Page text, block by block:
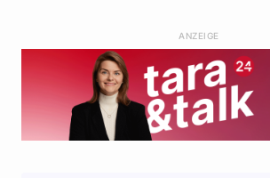
o
r
p
p
ANZEIGE